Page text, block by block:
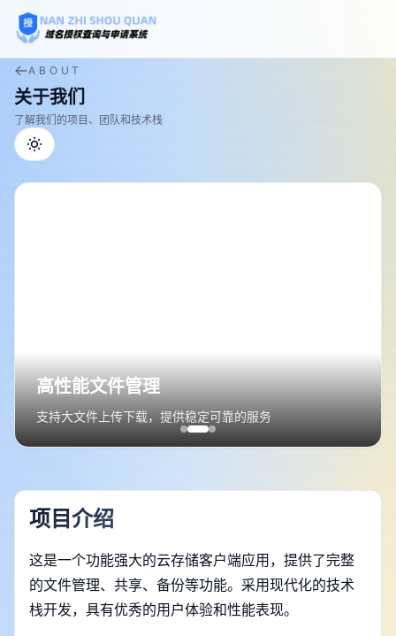
查询授权
申请授权
下载
合作伙伴
ABOUT
关于我们
了解我们的项目、团队和技术栈
高性能文件管理
支持大文件上传下载，提供稳定可靠的服务
项目介绍
这是一个功能强大的云存储客户端应用，提供了完整
的文件管理、共享、备份等功能。采用现代化的技术
栈开发，具有优秀的用户体验和性能表现。